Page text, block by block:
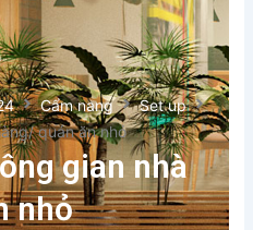
Cẩm nang
Set up
quán ăn nhỏ
gian nhà
nhỏ